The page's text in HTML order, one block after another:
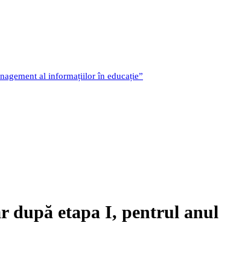
al informațiilor în educație”
după etapa I, pentrul anul